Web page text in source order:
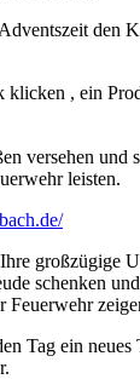
den
, ein
versehen und
leisten.
großzügige
schenken
Feuerwehr
Tag ein neues